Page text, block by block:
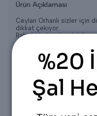
Ürün Açıklaması
Ceylan Orhanlı sizler için
dikkat çekiyor.
Rahatlıkla tercih
olarak sitemizden sipariş
Ürün STANDART beden
Ürün Ölçüleri
%20
Şal